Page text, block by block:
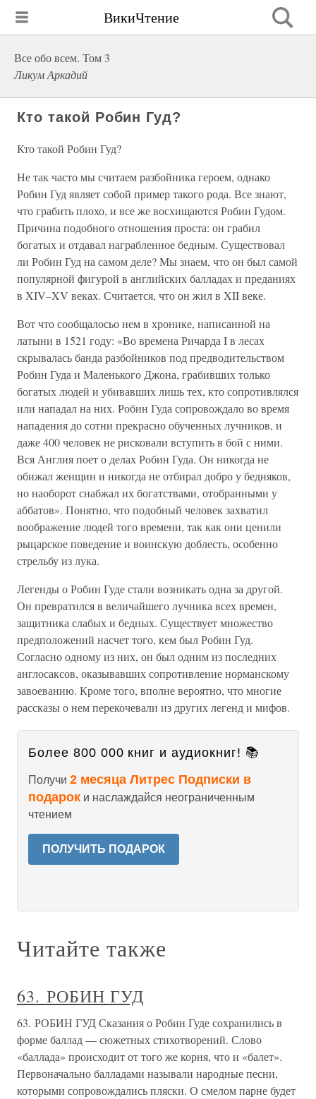
ВикиЧтение
Все обо всем. Том 3
Ликум Аркадий
Кто такой Робин Гуд?
Кто такой Робин Гуд?
Не так часто мы считаем разбойника героем, однако
Робин Гуд являет собой пример такого рода. Все знают,
что грабить плохо, и все же восхищаются Робин Гудом.
Причина подобного отношения проста: он грабил
богатых и отдавал награбленное бедным. Существовал
ли Робин Гуд на самом деле? Мы знаем, что он был самой
популярной фигурой в английских балладах и преданиях
в XIV–XV веках. Считается, что он жил в XII веке.
Вот что сообщалосьо нем в хронике, написанной на
латыни в 1521 году: «Во времена Ричарда I в лесах
скрывалась банда разбойников под предводительством
Робин Гуда и Маленького Джона, грабивших только
богатых людей и убивавших лишь тех, кто сопротивлялся
или нападал на них. Робин Гуда сопровождало во время
нападения до сотни прекрасно обученных лучников, и
даже 400 человек не рисковали вступить в бой с ними.
Вся Англия поет о делах Робин Гуда. Он никогда не
обижал женщин и никогда не отбирал добро у бедняков,
но наоборот снабжал их богатствами, отобранными у
аббатов». Понятно, что подобный человек захватил
воображение людей того времени, так как они ценили
рыцарское поведение и воинскую доблесть, особенно
стрельбу из лука.
Легенды о Робин Гуде стали возникать одна за другой.
Он превратился в величайшего лучника всех времен,
защитника слабых и бедных. Существует множество
предположений насчет того, кем был Робин Гуд.
Согласно одному из них, он был одним из последних
англосаксов, оказывавших сопротивление норманскому
завоеванию. Кроме того, вполне вероятно, что многие
рассказы о нем перекочевали из других легенд и мифов.
Более 800 000 книг и аудиокниг! 📚
Получи 2 месяца Литрес Подписки в
подарок и наслаждайся неограниченным
чтением
ПОЛУЧИТЬ ПОДАРОК
Читайте также
63. РОБИН ГУД
63. РОБИН ГУД Сказания о Робин Гуде сохранились в
форме баллад — сюжетных стихотворений. Слово
«баллада» происходит от того же корня, что и «балет».
Первоначально балладами называли народные песни,
которыми сопровождались пляски. О смелом парне будет